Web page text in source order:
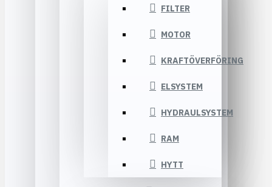
FILTER
MOTOR
KRAFTÖVERFÖRING
ELSYSTEM
HYDRAULSYSTEM
RAM
HYTT